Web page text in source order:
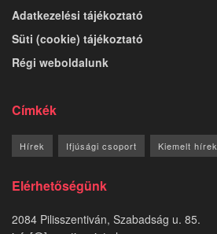
Adatkezelési tájékoztató
Süti (cookie) tájékoztató
Régi weboldalunk
Címkék
Hírek Ifjúsági csoport Kiemelt hírek
Elérhetőségünk
2084 Pilisszentiván, Szabadság u. 85.